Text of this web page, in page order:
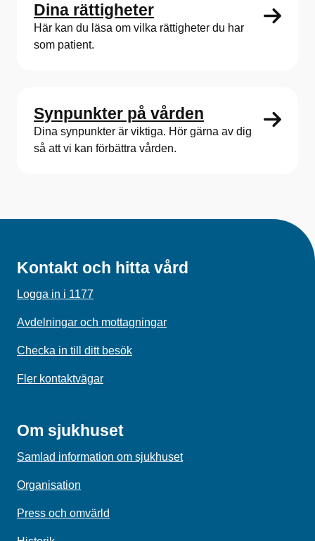
Dina rättigheter
Här kan du läsa om vilka rättigheter du har
som patient.
Synpunkter på vården
Dina synpunkter är viktiga. Hör gärna av dig
så att vi kan förbättra vården.
Kontakt och hitta vård
Logga in i 1177
Avdelningar och mottagningar
Checka in till ditt besök
Fler kontaktvägar
Om sjukhuset
Samlad information om sjukhuset
Organisation
Press och omvärld